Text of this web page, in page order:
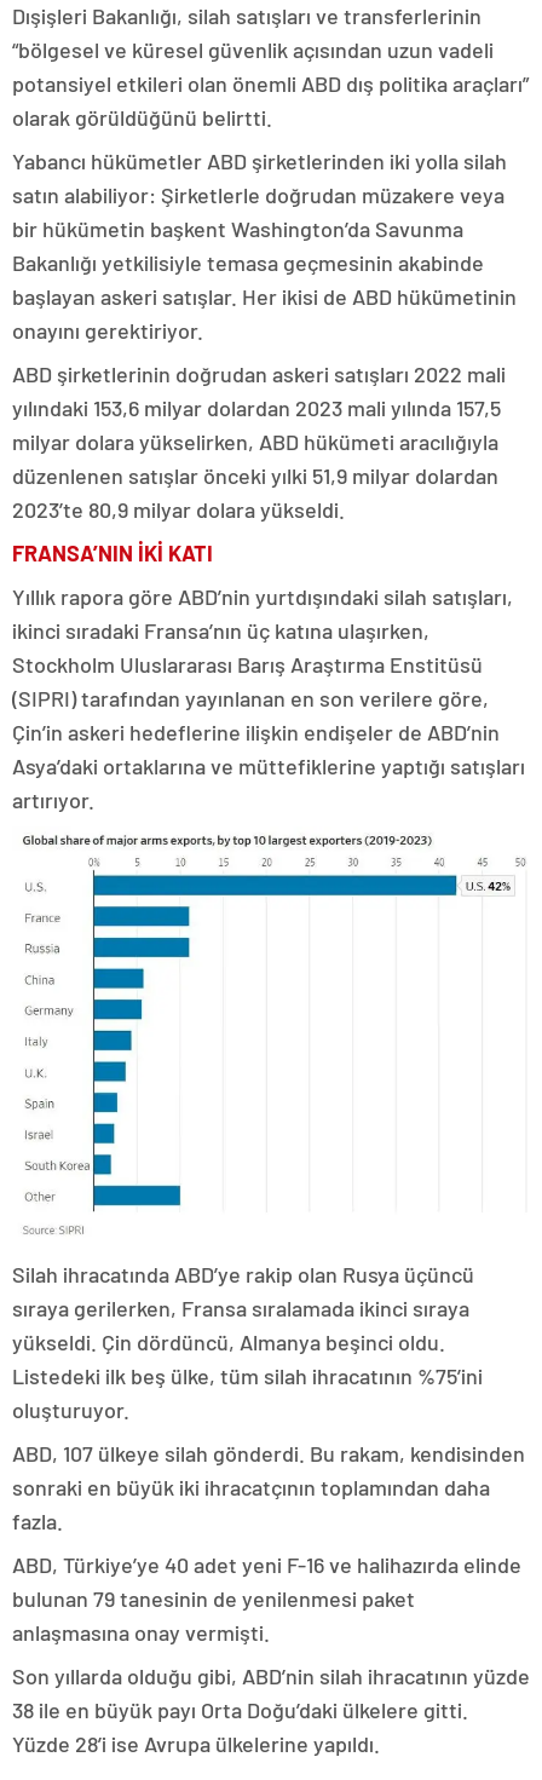
Dışişleri Bakanlığı, silah satışları ve transferlerinin
“bölgesel ve küresel güvenlik açısından uzun vadeli
potansiyel etkileri olan önemli ABD dış politika araçları”
olarak görüldüğünü belirtti.
Yabancı hükümetler ABD şirketlerinden iki yolla silah
satın alabiliyor: Şirketlerle doğrudan müzakere veya
bir hükümetin başkent Washington’da Savunma
Bakanlığı yetkilisiyle temasa geçmesinin akabinde
başlayan askeri satışlar. Her ikisi de ABD hükümetinin
onayını gerektiriyor.
ABD şirketlerinin doğrudan askeri satışları 2022 mali
yılındaki 153,6 milyar dolardan 2023 mali yılında 157,5
milyar dolara yükselirken, ABD hükümeti aracılığıyla
düzenlenen satışlar önceki yılki 51,9 milyar dolardan
2023’te 80,9 milyar dolara yükseldi.
FRANSA’NIN İKİ KATI
Yıllık rapora göre ABD’nin yurtdışındaki silah satışları,
ikinci sıradaki Fransa’nın üç katına ulaşırken,
Stockholm Uluslararası Barış Araştırma Enstitüsü
(SIPRI) tarafından yayınlanan en son verilere göre,
Çin’in askeri hedeflerine ilişkin endişeler de ABD’nin
Asya’daki ortaklarına ve müttefiklerine yaptığı satışları
artırıyor.
Silah ihracatında ABD’ye rakip olan Rusya üçüncü
sıraya gerilerken, Fransa sıralamada ikinci sıraya
yükseldi. Çin dördüncü, Almanya beşinci oldu.
Listedeki ilk beş ülke, tüm silah ihracatının %75’ini
oluşturuyor.
ABD, 107 ülkeye silah gönderdi. Bu rakam, kendisinden
sonraki en büyük iki ihracatçının toplamından daha
fazla.
ABD, Türkiye’ye 40 adet yeni F-16 ve halihazırda elinde
bulunan 79 tanesinin de yenilenmesi paket
anlaşmasına onay vermişti.
Son yıllarda olduğu gibi, ABD’nin silah ihracatının yüzde
38 ile en büyük payı Orta Doğu’daki ülkelere gitti.
Yüzde 28’i ise Avrupa ülkelerine yapıldı.